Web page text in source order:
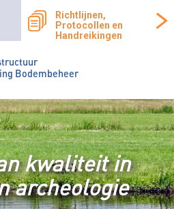
Bodembeheer
Richtlijnen,
Protocollen en
Handreikingen
kwaliteit in
archeologie